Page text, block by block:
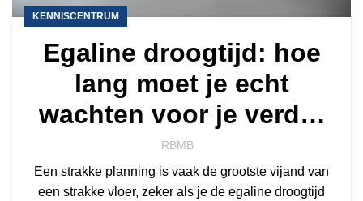
KENNISCENTRUM
Egaline droogtijd: hoe
lang moet je echt
wachten voor je verder
kunt?
RBMB
Een strakke planning is vaak de grootste vijand van
een strakke vloer, zeker als je de egaline droogtijd